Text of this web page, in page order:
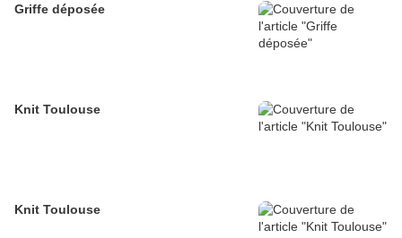
Griffe déposée
Knit Toulouse
Knit Toulouse